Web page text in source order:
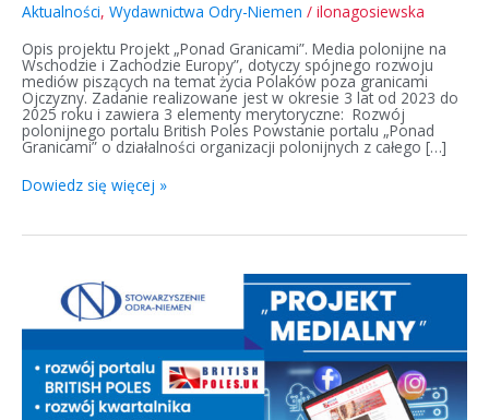
Aktualności, Wydawnictwa Odry-Niemen / ilonagosiewska
Opis projektu Projekt „Ponad Granicami”. Media polonijne na
Wschodzie i Zachodzie Europy”, dotyczy spójnego rozwoju
mediów piszących na temat życia Polaków poza granicami
Ojczyzny. Zadanie realizowane jest w okresie 3 lat od 2023 do
2025 roku i zawiera 3 elementy merytoryczne: Rozwój
polonijnego portalu British Poles Powstanie portalu „Ponad
Granicami” o działalności organizacji polonijnych z całego […]
Dowiedz się więcej »
medialny
British
Poles
2023